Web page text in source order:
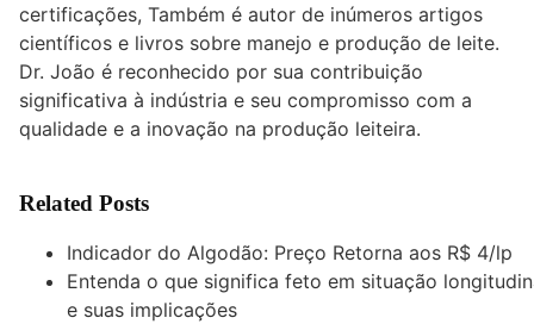
certificações, Também é autor de inúmeros artigos
científicos e livros sobre manejo e produção de leite.
Dr. João é reconhecido por sua contribuição
significativa à indústria e seu compromisso com a
qualidade e a inovação na produção leiteira.
Related Posts
Indicador do Algodão: Preço Retorna aos R$ 4/lp
Entenda o que significa feto em situação
e suas implicações